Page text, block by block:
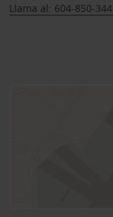
Llama al: 604-850-